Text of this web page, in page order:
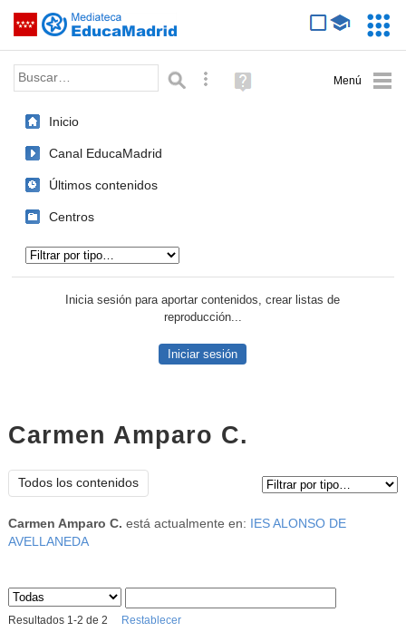
Saltar navegación
Palabra o frase: Búsqueda avanzada
Ayuda
(en
Inicio
Canal EducaMadrid
Últimos contenidos
Centros
Inicia sesión para aportar contenidos, crear listas de
reproducción...
Iniciar sesión
Carmen Amparo C.
Todos los contenidos
Carmen Amparo C. está actualmente en:
IES ALONSO DE
AVELLANEDA
Sus archivos
Resultados 1-2 de 2 Restablecer